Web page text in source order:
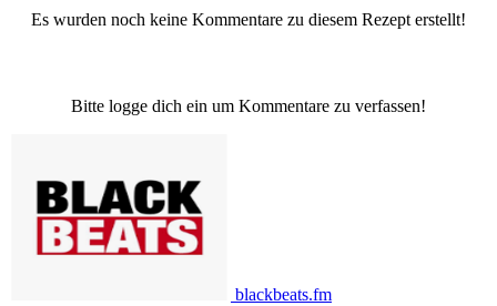
Es wurden noch keine Kommentare zu diesem Rezept erstellt!
Bitte logge dich ein um Kommentare zu verfassen!
blackbeats.fm